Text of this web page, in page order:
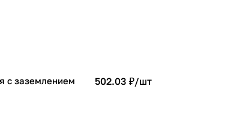
с заземлением
502.03 ₽/шт